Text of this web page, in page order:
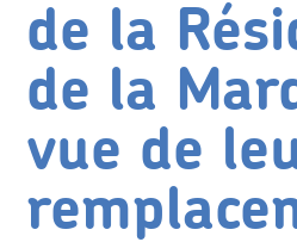
de la
de la
vue de